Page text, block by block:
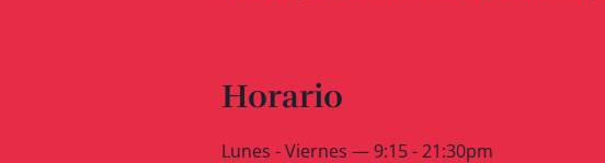
Horario
Lunes - Viernes — 9:15 - 21:30pm